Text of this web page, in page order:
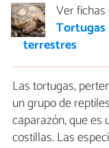
Ver
Tortugas
terrestres
Las tortugas,
un grupo de
caparazón, que es
costillas. Las